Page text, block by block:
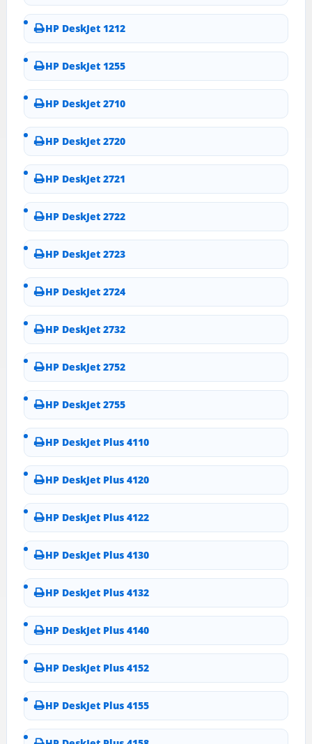
HP DeskJet 1212
HP DeskJet 1255
HP DeskJet 2710
HP DeskJet 2720
HP DeskJet 2721
HP DeskJet 2722
HP DeskJet 2723
HP DeskJet 2724
HP DeskJet 2732
HP DeskJet 2752
HP DeskJet 2755
HP DeskJet Plus 4110
HP DeskJet Plus 4120
HP DeskJet Plus 4122
HP DeskJet Plus 4130
HP DeskJet Plus 4132
HP DeskJet Plus 4140
HP DeskJet Plus 4152
HP DeskJet Plus 4155